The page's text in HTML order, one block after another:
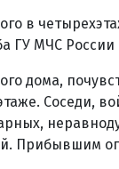
в
ГУ МЧС России
дома,
Соседи,
Прибывшим